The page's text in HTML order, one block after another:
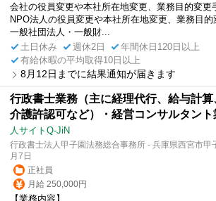
会社の役員変更や本社所在地変更、業務目的変更
NPO法人の役員変更や本社所在地変更、業務目
一般社団法人・一般財...
土日休み
週休2日
年間休日120日以上
有給休暇の平均取得10日以上
8月12日までに結果通知が届きます
行政書士業務（主に経理代行、給与計算
介護許認可など）・経営コンサルタント
人サイトQ-JiN
行政書士法人甲子園法務総合事務所 - 兵庫県西宮市甲
月7日
正社員
月給 250,000円
【業務内容】